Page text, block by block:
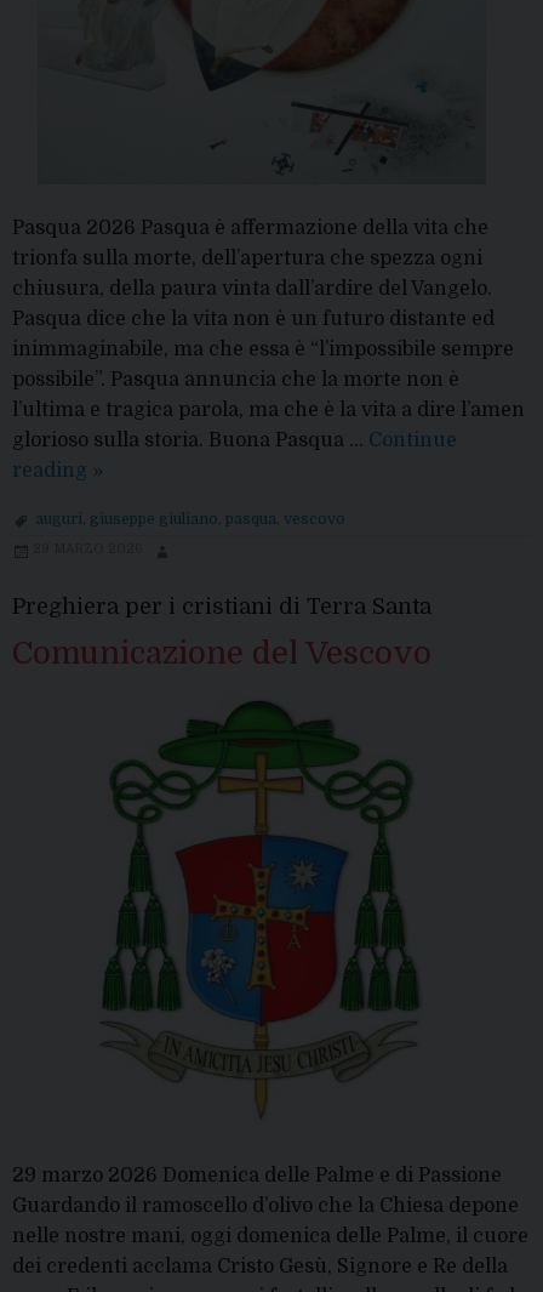
Pasqua 2026 Pasqua è affermazione della vita che
trionfa sulla morte, dell’apertura che spezza ogni
chiusura, della paura vinta dall’ardire del Vangelo.
Pasqua dice che la vita non è un futuro distante ed
inimmaginabile, ma che essa è “l’impossibile sempre
possibile”. Pasqua annuncia che la morte non è
l’ultima e tragica parola, ma che è la vita a dire l’amen
glorioso sulla storia. Buona Pasqua … Continue
reading Pasqua,
Vescovo:
possibile”
»
auguri giuseppe giuliano pasqua vescovo
Preghiera per i cristiani di Terra Santa
Comunicazione del Vescovo
29 marzo 2026 Domenica delle Palme e di Passione
Guardando il ramoscello d’olivo che la Chiesa depone
nelle nostre mani, oggi domenica delle Palme, il cuore
dei credenti acclama Cristo Gesù, Signore e Re della